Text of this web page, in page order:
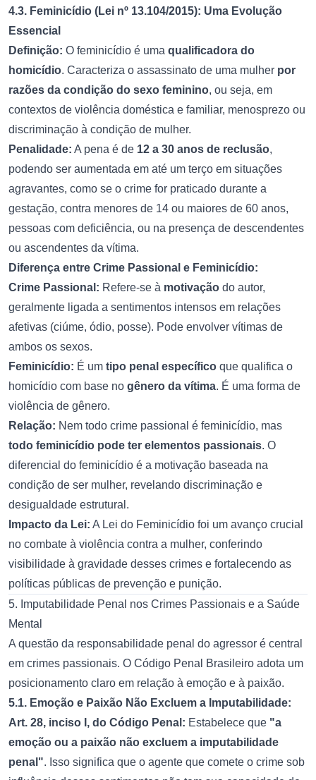
4.3. Feminicídio (Lei nº 13.104/2015): Uma Evolução
Essencial
Definição: O feminicídio é uma qualificadora do
homicídio. Caracteriza o assassinato de uma mulher por
razões da condição do sexo feminino, ou seja, em
contextos de violência doméstica e familiar, menosprezo ou
discriminação à condição de mulher.
Penalidade: A pena é de 12 a 30 anos de reclusão,
podendo ser aumentada em até um terço em situações
agravantes, como se o crime for praticado durante a
gestação, contra menores de 14 ou maiores de 60 anos,
pessoas com deficiência, ou na presença de descendentes
ou ascendentes da vítima.
Diferença entre Crime Passional e Feminicídio:
Crime Passional: Refere-se à motivação do autor,
geralmente ligada a sentimentos intensos em relações
afetivas (ciúme, ódio, posse). Pode envolver vítimas de
ambos os sexos.
Feminicídio: É um tipo penal específico que qualifica o
homicídio com base no gênero da vítima. É uma forma de
violência de gênero.
Relação: Nem todo crime passional é feminicídio, mas
todo feminicídio pode ter elementos passionais. O
diferencial do feminicídio é a motivação baseada na
condição de ser mulher, revelando discriminação e
desigualdade estrutural.
Impacto da Lei: A Lei do Feminicídio foi um avanço crucial
no combate à violência contra a mulher, conferindo
visibilidade à gravidade desses crimes e fortalecendo as
políticas públicas de prevenção e punição.
5. Imputabilidade Penal nos Crimes Passionais e a Saúde
Mental
A questão da responsabilidade penal do agressor é central
em crimes passionais. O Código Penal Brasileiro adota um
posicionamento claro em relação à emoção e à paixão.
5.1. Emoção e Paixão Não Excluem a Imputabilidade:
Art. 28, inciso I, do Código Penal: Estabelece que "a
emoção ou a paixão não excluem a imputabilidade
penal". Isso significa que o agente que comete o crime sob